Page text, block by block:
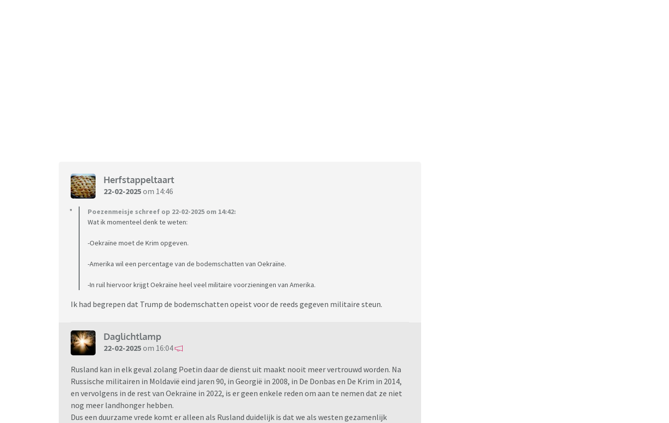
Herfstappeltaart
22-02-2025om 14:46
Poezenmeisje schreef op 22-02-2025 om 14:42:
Wat ik momenteel denk te weten:
-Oekraïne moet de Krim opgeven.
-Amerika wil een percentage van de bodemschatten van Oekraïne.
-In ruil hiervoor krijgt Oekraïne heel veel militaire voorzieningen van Amerika.
Ik had begrepen dat Trump de bodemschatten opeist voor de reeds gegeven militaire steun.
Daglichtlamp
22-02-2025om 16:04
Rusland kan in elk geval zolang Poetin daar de dienst uit maakt nooit meer vertrouwd worden. Na
Russische militairen in Moldavië eind jaren 90, in Georgië in 2008, in De Donbas en De Krim in 2014,
en vervolgens in de rest van Oekraïne in 2022, is er geen enkele reden om aan te nemen dat ze niet
nog meer landhonger hebben.
Dus een duurzame vrede komt er alleen als Rusland duidelijk is dat we als westen gezamenlijk